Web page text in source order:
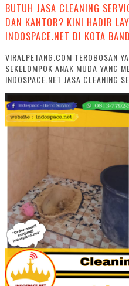
BUTUH JASA CLEANING
DAN KANTOR? KINI HADIR
INDOSPACE.NET DI KOTA
VIRALPETANG.COM TEROBOSAN
SEKELOMPOK ANAK MUDA YANG
INDOSPACE.NET JASA CLEANING